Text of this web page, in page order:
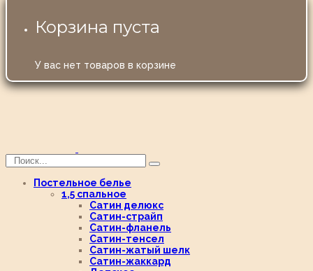
Корзина пуста
У вас нет товаров в корзине
Постельное белье
1,5 спальное
Сатин делюкс
Сатин-страйп
Сатин-фланель
Сатин-тенсел
Сатин-жатый шелк
Сатин-жаккард